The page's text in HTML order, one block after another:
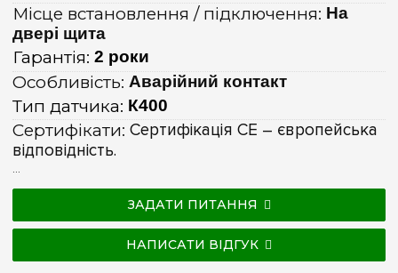
Місце встановлення / підключення: На
двері щита
Гарантія: 2 роки
Особливість: Аварійний контакт
Тип датчика: К400
Сертифікати: Сертифікація CE – європейська
відповідність.
...
ЗАДАТИ ПИТАННЯ
НАПИСАТИ ВІДГУК